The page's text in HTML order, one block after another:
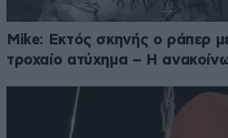
Mike: Εκτός σκηνής ο ράπερ
τροχαίο ατύχημα – Η